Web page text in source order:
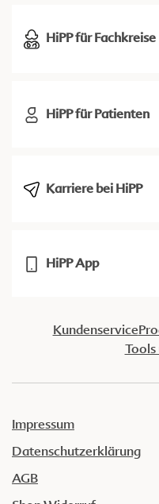
HiPP für Fachkreise
HiPP für Patienten
Karriere bei HiPP
HiPP App
Kundenservice
Tools
Impressum
Datenschutzerklärung
AGB